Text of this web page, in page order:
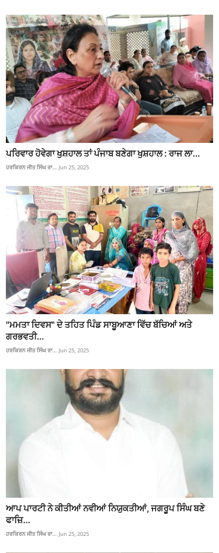
ਪਰਿਵਾਰ ਹੋਵੇਗਾ ਖੁਸ਼ਹਾਲ ਤਾਂ ਪੰਜਾਬ ਬਣੇਗਾ ਖੁਸ਼ਹਾਲ : ਰਾਜ ਲਾ...
ਹਰਕਿਰਨ ਜੀਤ ਸਿੰਘ ਰਾ... Jun 25, 2025
"ਮਮਤਾ ਦਿਵਸ" ਦੇ ਤਹਿਤ ਪਿੰਡ ਸਾਬੂਆਣਾ ਵਿੱਚ ਬੱਚਿਆਂ ਅਤੇ
ਗਰਭਵਤੀ...
ਹਰਕਿਰਨ ਜੀਤ ਸਿੰਘ ਰਾ... Jun 25, 2025
ਆਪ ਪਾਰਟੀ ਨੇ ਕੀਤੀਆਂ ਨਵੀਆਂ ਨਿਯੁਕਤੀਆਂ, ਜਗਰੂਪ ਸਿੰਘ ਬਣੇ
ਫਾਜ਼ਿ...
ਹਰਕਿਰਨ ਜੀਤ ਸਿੰਘ ਰਾ... Jun 25, 2025